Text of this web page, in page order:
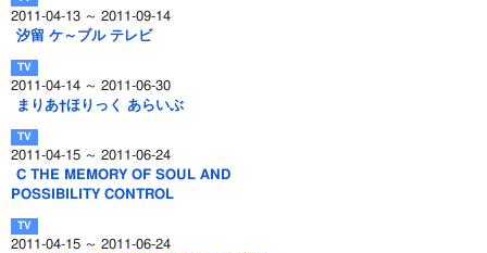
2011-04-13 ～ 2011-09-14
汐留 ケ～ブル テレビ
2011-04-14 ～ 2011-06-30
まりあ†ほりっく あらいぶ
2011-04-15 ～ 2011-06-24
C THE MEMORY OF SOUL AND
POSSIBILITY CONTROL
2011-04-15 ～ 2011-06-24